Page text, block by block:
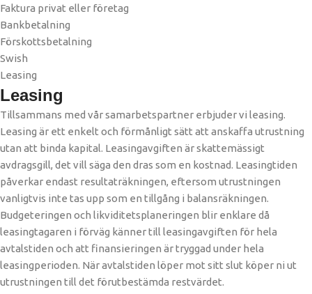
Faktura privat eller företag
Bankbetalning
Förskottsbetalning
Swish
Leasing
Leasing
Tillsammans med vår samarbetspartner erbjuder vi leasing.
Leasing är ett enkelt och förmånligt sätt att anskaffa utrustning
utan att binda kapital. Leasingavgiften är skattemässigt
avdragsgill, det vill säga den dras som en kostnad. Leasingtiden
påverkar endast resultaträkningen, eftersom utrustningen
vanligtvis inte tas upp som en tillgång i balansräkningen.
Budgeteringen och likviditetsplaneringen blir enklare då
leasingtagaren i förväg känner till leasingavgiften för hela
avtalstiden och att finansieringen är tryggad under hela
leasingperioden. När avtalstiden löper mot sitt slut köper ni ut
utrustningen till det förutbestämda restvärdet. ​